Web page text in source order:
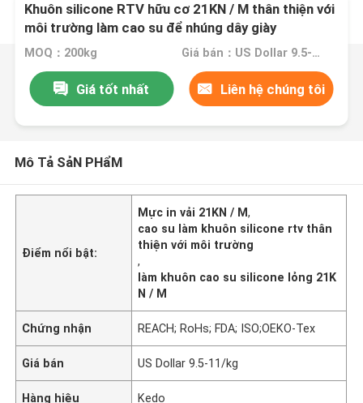
Khuôn silicone RTV hữu cơ 21KN / M thân thiện với
môi trường làm cao su để nhúng dây giày
MOQ：200kg Giá bán：US Dollar 9.5-11/kg
Giá tốt nhất Liên hệ chúng tôi
Mô Tả SảN PHẩM
Điểm nổi bật:
Mực in vải 21KN / M,
cao su làm khuôn silicone rtv thân
thiện với môi trường
,
làm khuôn cao su silicone lỏng 21K
N / M
Chứng nhận REACH; RoHs; FDA; ISO;OEKO-Tex
Giá bán US Dollar 9.5-11/kg
Hàng hiệu Kedo